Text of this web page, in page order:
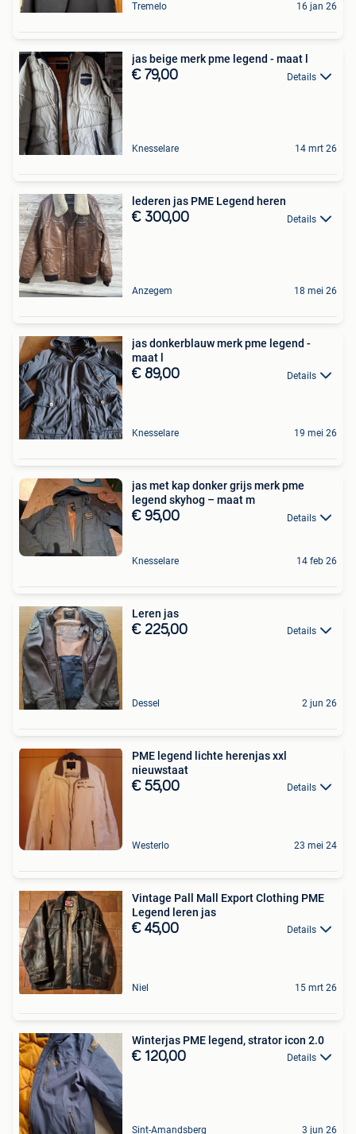
Tremelo 16 jan 26
jas beige merk pme legend - maat l
€ 79,00 Details
Knesselare 14 mrt 26
lederen jas PME Legend heren
€ 300,00 Details
Anzegem 18 mei 26
jas donkerblauw merk pme legend -
maat l
€ 89,00 Details
Knesselare 19 mei 26
jas met kap donker grijs merk pme
legend skyhog – maat m
€ 95,00 Details
Knesselare 14 feb 26
Leren jas
€ 225,00 Details
Dessel 2 jun 26
PME legend lichte herenjas xxl
nieuwstaat
€ 55,00 Details
Westerlo 23 mei 24
Vintage Pall Mall Export Clothing PME
Legend leren jas
€ 45,00 Details
Niel 15 mrt 26
Winterjas PME legend, strator icon 2.0
€ 120,00 Details
Sint-Amandsberg 3 jun 26